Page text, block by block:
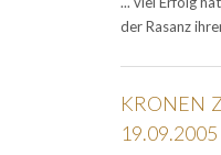
der Rasanz
KRONEN
19.09.2005